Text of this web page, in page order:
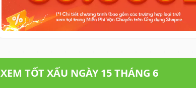
XEM TỐT XẤU NGÀY 15 THÁNG 6